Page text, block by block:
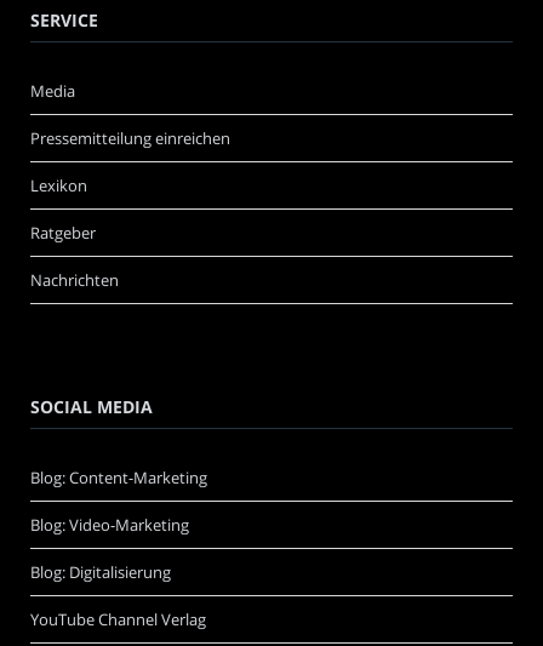
SERVICE
Media
Pressemitteilung einreichen
Lexikon
Ratgeber
Nachrichten
SOCIAL MEDIA
Blog: Content-Marketing
Blog: Video-Marketing
Blog: Digitalisierung
YouTube Channel Verlag